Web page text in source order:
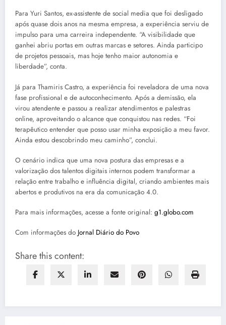
Para Yuri Santos, ex-assistente de social media que foi desligado
após quase dois anos na mesma empresa, a experiência serviu de
impulso para uma carreira independente. “A visibilidade que
ganhei abriu portas em outras marcas e setores. Ainda participo
de projetos pessoais, mas hoje tenho maior autonomia e
liberdade”, conta.
Já para Thamiris Castro, a experiência foi reveladora de uma nova
fase profissional e de autoconhecimento. Após a demissão, ela
virou atendente e passou a realizar atendimentos e palestras
online, aproveitando o alcance que conquistou nas redes. “Foi
terapêutico entender que posso usar minha exposição a meu favor.
Ainda estou descobrindo meu caminho”, conclui.
O cenário indica que uma nova postura das empresas e a
valorização dos talentos digitais internos podem transformar a
relação entre trabalho e influência digital, criando ambientes mais
abertos e produtivos na era da comunicação 4.0.
Para mais informações, acesse a fonte original: g1.globo.com
Com informações do Jornal Diário do Povo
Share this content: